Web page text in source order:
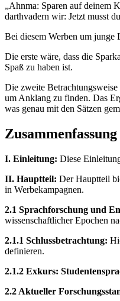
„Ahnma: Sparen auf deinem
darthvadern wir: Jetzt musst
Bei diesem Werben um junge
Die erste wäre, dass die
Spaß zu haben ist.
Die zweite
um Anklang zu finden. Das
was genau mit den Sätzen
I. Einleitung: Diese
II. Hauptteil: Der Hauptteil
in Werbekampagnen.
2.1 Sprachforschung und
wissenschaftlicher Epochen
2.1.1 Schlussbetrachtung:
definieren.
2.1.2 Exkurs:
2.2 Aktueller